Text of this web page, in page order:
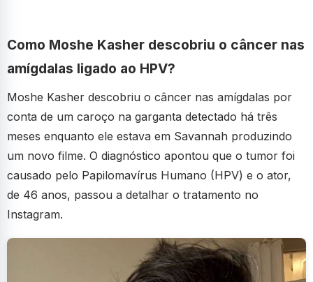
Como Moshe Kasher descobriu o câncer nas
amígdalas ligado ao HPV?
Moshe Kasher descobriu o câncer nas amígdalas por
conta de um caroço na garganta detectado há três
meses enquanto ele estava em Savannah produzindo
um novo filme. O diagnóstico apontou que o tumor foi
causado pelo Papilomavírus Humano (HPV) e o ator,
de 46 anos, passou a detalhar o tratamento no
Instagram.